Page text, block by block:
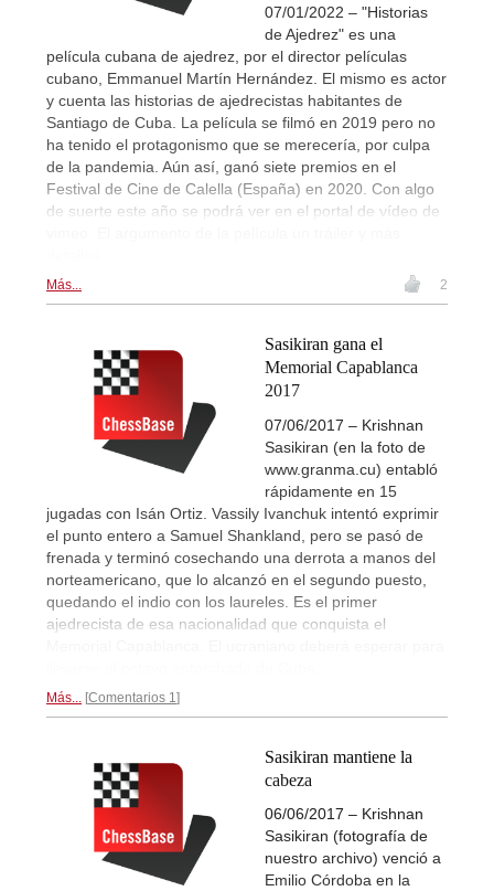
07/01/2022 – "Historias
de Ajedrez" es una
película cubana de ajedrez, por el director películas
cubano, Emmanuel Martín Hernández. El mismo es actor
y cuenta las historias de ajedrecistas habitantes de
Santiago de Cuba. La película se filmó en 2019 pero no
ha tenido el protagonismo que se merecería, por culpa
de la pandemia. Aún así, ganó siete premios en el
Festival de Cine de Calella (España) en 2020. Con algo
de suerte este año se podrá ver en el portal de vídeo de
Más... 2
Sasikiran gana el
Memorial Capablanca
2017
07/06/2017 – Krishnan
Sasikiran (en la foto de
www.granma.cu) entabló
rápidamente en 15
jugadas con Isán Ortiz. Vassily Ivanchuk intentó exprimir
el punto entero a Samuel Shankland, pero se pasó de
frenada y terminó cosechando una derrota a manos del
norteamericano, que lo alcanzó en el segundo puesto,
quedando el indio con los laureles. Es el primer
ajedrecista de esa nacionalidad que conquista el
Más... Comentarios 1
Sasikiran mantiene la
cabeza
06/06/2017 – Krishnan
Sasikiran (fotografía de
nuestro archivo) venció a
Emilio Córdoba en la